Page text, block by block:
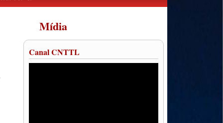
Mídia
Canal CNTTL